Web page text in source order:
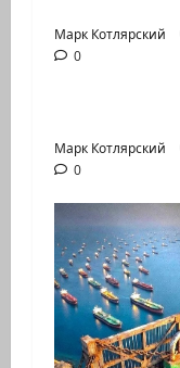
Марк Котлярский
0
Израиль
Марк
Марк Котлярский
0